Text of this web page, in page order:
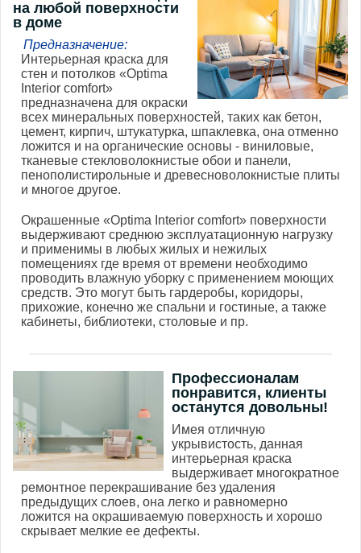
на любой поверхности
в доме
Предназначение:
Интерьерная краска для
стен и потолков «Optima
Interior comfort»
предназначена для окраски
всех минеральных поверхностей, таких как бетон,
цемент, кирпич, штукатурка, шпаклевка, она отменно
ложится и на органические основы - виниловые,
тканевые стекловолокнистые обои и панели,
пенополистирольные и древесноволокнистые плиты
и многое другое.
Окрашенные «Optima Interior comfort» поверхности
выдерживают среднюю эксплуатационную нагрузку
и применимы в любых жилых и нежилых
помещениях где время от времени необходимо
проводить влажную уборку с применением моющих
средств. Это могут быть гардеробы, коридоры,
прихожие, конечно же спальни и гостиные, а также
кабинеты, библиотеки, столовые и пр.
Профессионалам
понравится, клиенты
останутся довольны!
Имея отличную
укрывистость, данная
интерьерная краска
выдерживает многократное
ремонтное перекрашивание без удаления
предыдущих слоев, она легко и равномерно
ложится на окрашиваемую поверхность и хорошо
скрывает мелкие ее дефекты.